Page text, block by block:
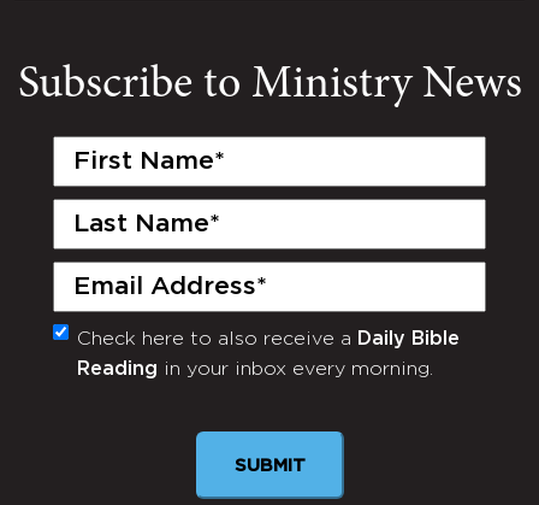
Subscribe to Ministry News
First
Last
Email
(Required)
Monthly
Newsletter
Check here to also receive a Daily Bible
Reading in your inbox every morning.